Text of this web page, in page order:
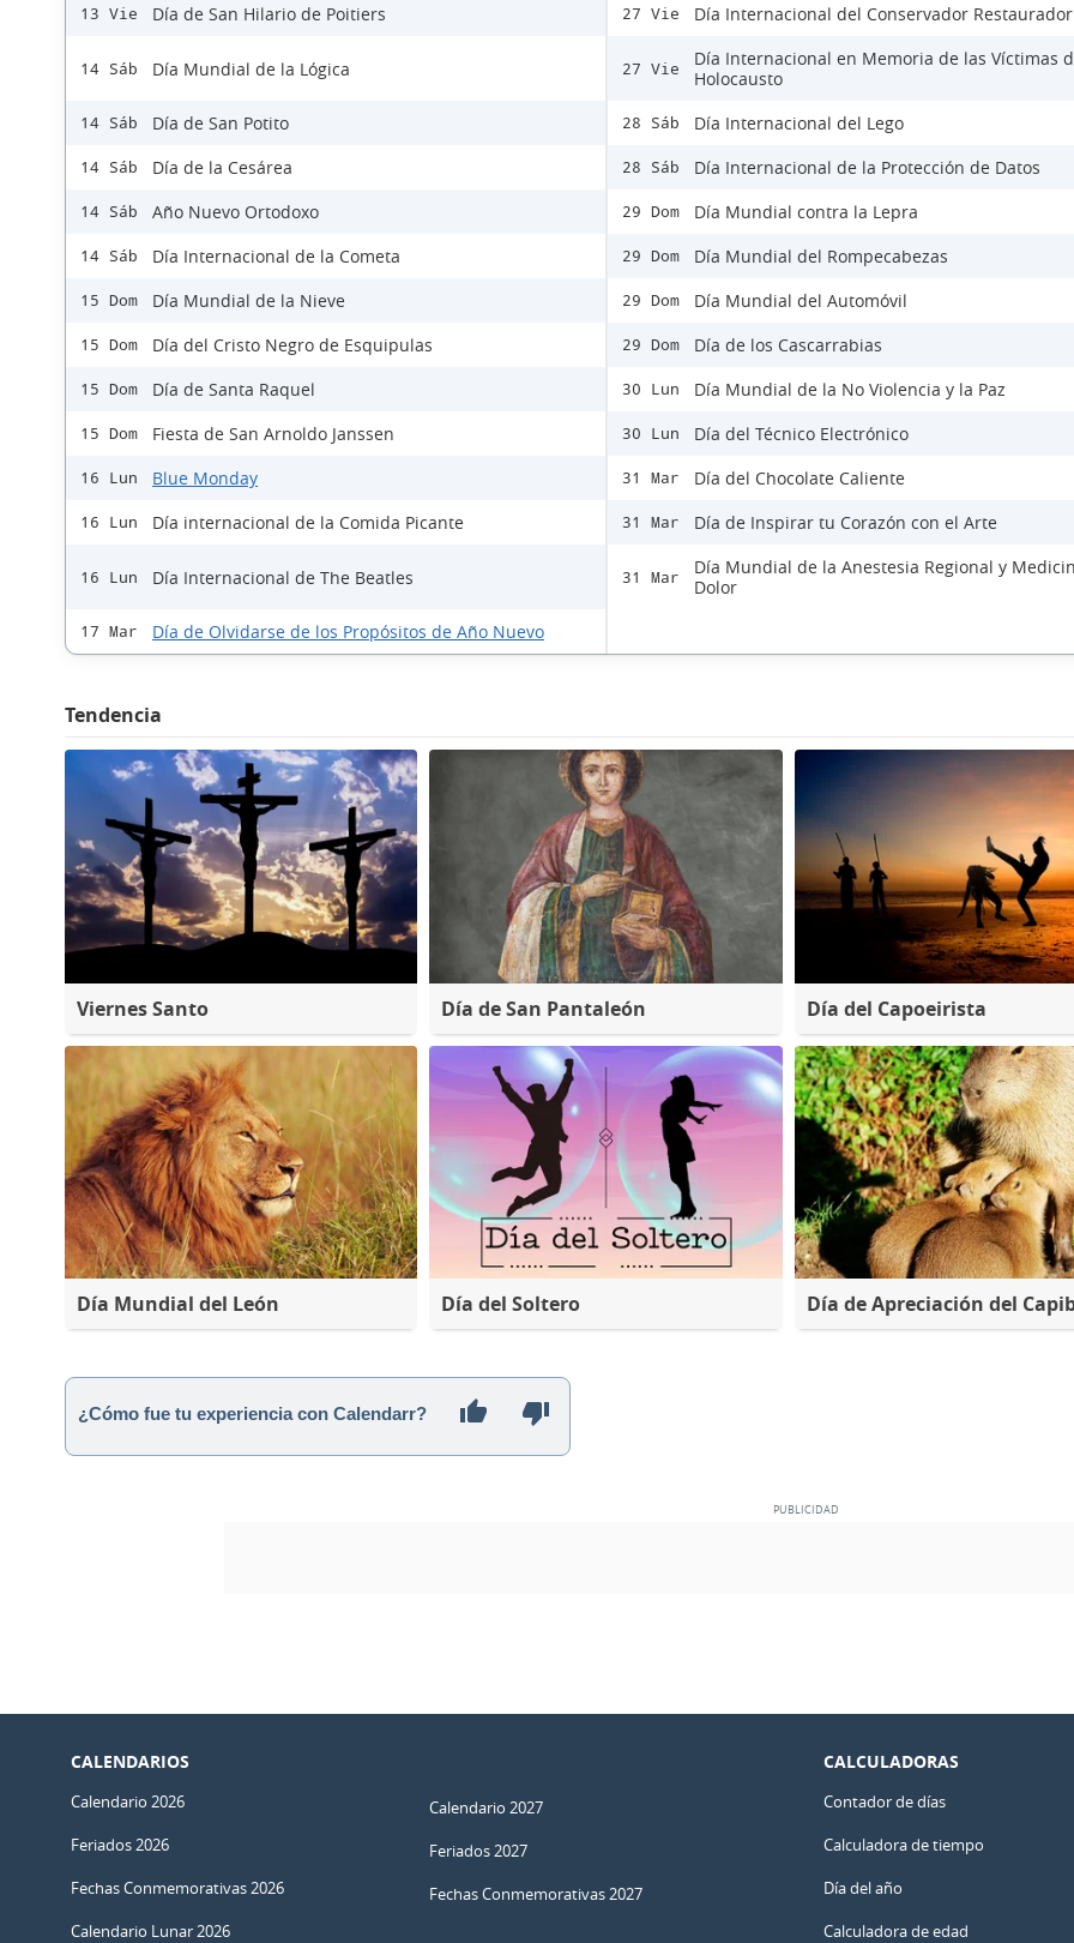
13 Vie Día de San Hilario de Poitiers
14 Sáb Día Mundial de la Lógica
14 Sáb Día de San Potito
14 Sáb Día de la Cesárea
14 Sáb Año Nuevo Ortodoxo
14 Sáb Día Internacional de la Cometa
15 Dom Día Mundial de la Nieve
15 Dom Día del Cristo Negro de Esquipulas
15 Dom Día de Santa Raquel
15 Dom Fiesta de San Arnoldo Janssen
16 Lun Blue Monday
16 Lun Día internacional de la Comida Picante
16 Lun Día Internacional de The Beatles
17 Mar Día de Olvidarse de los Propósitos de Año Nuevo
27 Vie Día Internacional del Conservador Restaurador
27 Vie
Día Internacional en Memoria de las Víctimas
Holocausto
28 Sáb Día Internacional del Lego
28 Sáb Día Internacional de la Protección de Datos
29 Dom Día Mundial contra la Lepra
29 Dom Día Mundial del Rompecabezas
29 Dom Día Mundial del Automóvil
29 Dom Día de los Cascarrabias
30 Lun Día Mundial de la No Violencia y la Paz
30 Lun Día del Técnico Electrónico
31 Mar Día del Chocolate Caliente
31 Mar Día de Inspirar tu Corazón con el Arte
31 Mar
Día Mundial de la Anestesia Regional y
Dolor
Tendencia
Viernes Santo Día de San Pantaleón Día del Capoeirista
Día Mundial del León Día del Soltero Día de Apreciación del
¿Cómo fue tu experiencia con Calendarr?
CALENDARIOS
Calendario 2026
Feriados 2026
Fechas Conmemorativas 2026
Calendario Lunar 2026
Calendario 2027
Feriados 2027
Fechas Conmemorativas 2027
CALCULADORAS
Contador de días
Calculadora de tiempo
Día del año
Calculadora de edad